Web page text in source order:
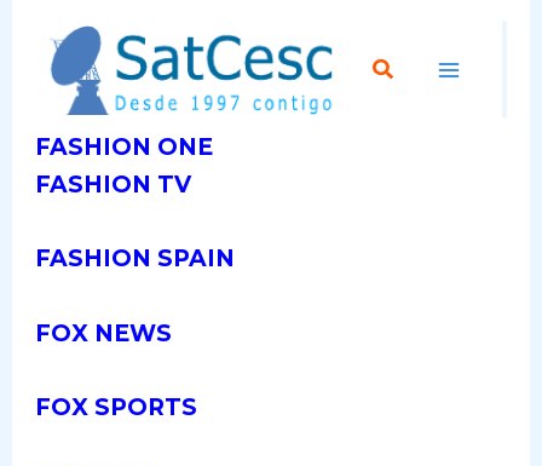
FASHION ONE
FASHION TV
FASHION SPAIN
FOX NEWS
FOX SPORTS